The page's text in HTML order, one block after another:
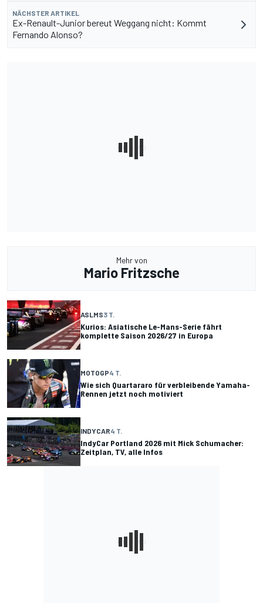
NÄCHSTER ARTIKEL
Ex-Renault-Junior bereut Weggang nicht: Kommt
Fernando Alonso?
Mehr von
Mario Fritzsche
ASLMS3 T.
Kurios: Asiatische Le-Mans-Serie fährt
komplette Saison 2026/27 in Europa
MOTOGP4 T.
Wie sich Quartararo für verbleibende Yamaha-
Rennen jetzt noch motiviert
INDYCAR4 T.
IndyCar Portland 2026 mit Mick Schumacher:
Zeitplan, TV, alle Infos